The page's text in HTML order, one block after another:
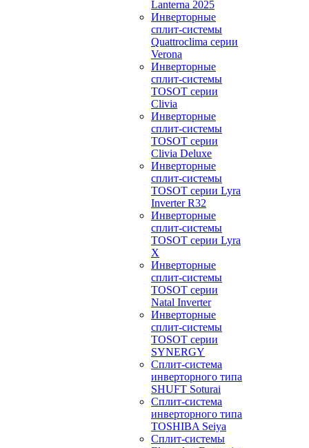
Lanterna 2025
Инверторные
сплит-системы
Quattroclima серии
Verona
Инверторные
сплит-системы
TOSOT серии
Clivia
Инверторные
сплит-системы
TOSOT серии
Clivia Deluxe
Инверторные
сплит-системы
TOSOT серии Lyra
Inverter R32
Инверторные
сплит-системы
TOSOT серии Lyra
X
Инверторные
сплит-системы
TOSOT серии
Natal Inverter
Инверторные
сплит-системы
TOSOT серии
SYNERGY
Сплит-система
инверторного типа
SHUFT Soturai
Сплит-система
инверторного типа
TOSHIBA Seiya
Сплит-системы